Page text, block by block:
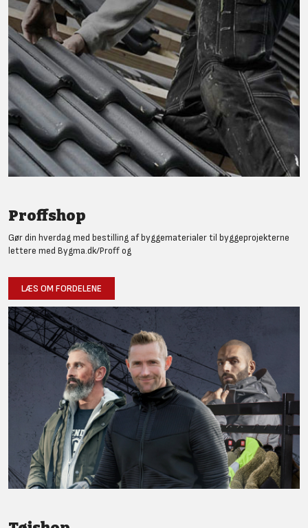
Proffshop
Gør din hverdag med bestilling af byggematerialer til byggeprojekterne
lettere med Bygma.dk/Proff og
LÆS OM FORDELENE